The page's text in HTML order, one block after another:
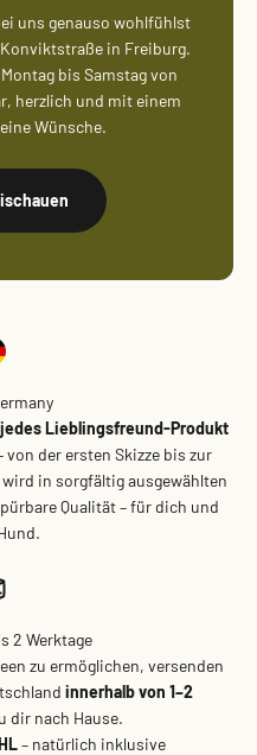
uns genauso wohlfühlst
in Freiburg.
bis Samstag von
herzlich und mit einem
Wünsche.
Lieblingsfreund-Produkt
von der ersten Skizze bis zur
in sorgfältig ausgewählten
Qualität – für dich und
2 Werktage
zu ermöglichen, versenden
innerhalb von 1–2
dir nach Hause.
– natürlich inklusive